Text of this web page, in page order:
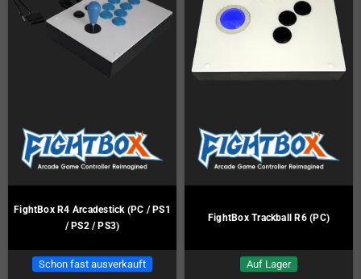
FightBox R4 Arcadestick (PC / PS1
/ PS2 / PS3)
Schon fast ausverkauft
FightBox Trackball R6 (PC)
Auf Lager